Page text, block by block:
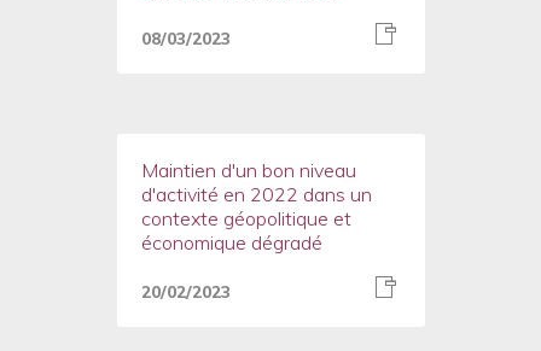
08/03/2023
Maintien d'un bon niveau
d'activité en 2022 dans un
contexte géopolitique et
économique dégradé
20/02/2023